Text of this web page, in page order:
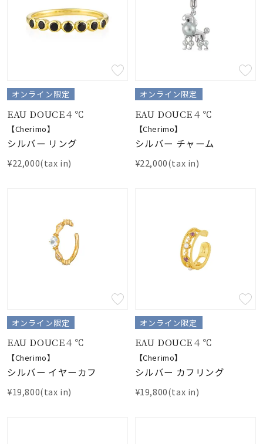
オンライン限定
EAU DOUCE４℃
【Cherimo】
シルバー リング
¥22,000(tax in)
オンライン限定
EAU DOUCE４℃
【Cherimo】
シルバー チャーム
¥22,000(tax in)
オンライン限定
EAU DOUCE４℃
【Cherimo】
シルバー イヤーカフ
¥19,800(tax in)
オンライン限定
EAU DOUCE４℃
【Cherimo】
シルバー カフリング
¥19,800(tax in)